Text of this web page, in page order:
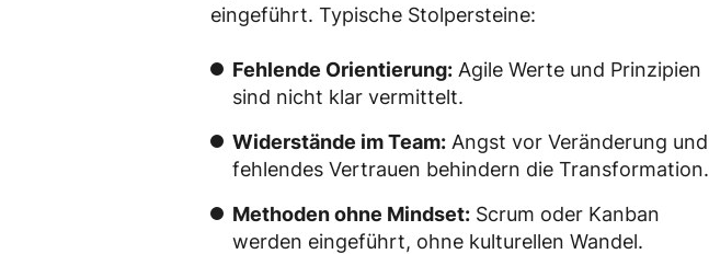
eingeführt. Typische Stolpersteine:
Fehlende Orientierung: Agile Werte und Prinzipien
sind nicht klar vermittelt.
Widerstände im Team: Angst vor Veränderung und
fehlendes Vertrauen behindern die Transformation.
Methoden ohne Mindset: Scrum oder Kanban
werden eingeführt, ohne kulturellen Wandel.